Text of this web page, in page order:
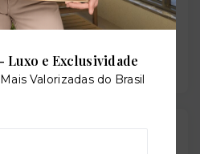
Luxo e Exclusividade
Valorizadas do Brasil